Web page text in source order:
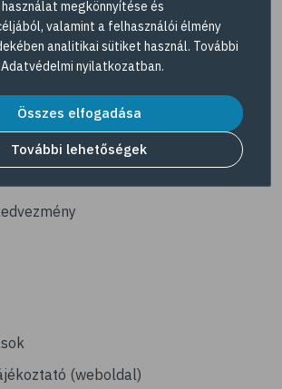
(weboldal)
megkönnyítése és
valamint a felhasználói élmény
analitikai sütiket használ. További
Adatvédelmi nyilatkozatban.
Összes elfogadása
További lehetőségek